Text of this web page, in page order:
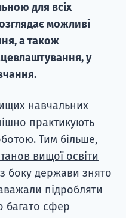
для всіх
можливі
а також
у
навчальних
практикують
Тим більше,
вищої освіти
боку держави знято
підробляти
багато сфер